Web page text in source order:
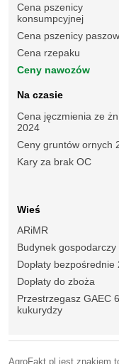
Cena pszenicy
konsumpcyjnej
Cena pszenicy
Cena rzepaku
Ceny nawozów
Na czasie
Cena jęczmienia ze
2024
Ceny gruntów ornych
Kary za brak OC
Wieś
ARiMR
Budynek gospodarczy
Dopłaty bezpośrednie
Dopłaty do zboża
Przestrzegasz GAEC
kukurydzy
AgroFakt.pl jest znakiem